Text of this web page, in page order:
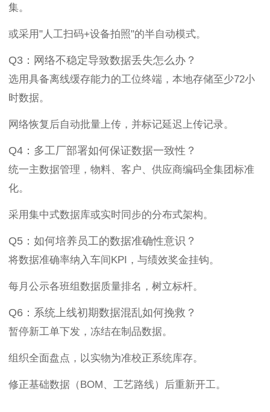
集。
或采用"人工扫码+设备拍照"的半自动模式。
Q3：网络不稳定导致数据丢失怎么办？
选用具备离线缓存能力的工位终端，本地存储至少72小
时数据。
网络恢复后自动批量上传，并标记延迟上传记录。
Q4：多工厂部署如何保证数据一致性？
统一主数据管理，物料、客户、供应商编码全集团标准
化。
采用集中式数据库或实时同步的分布式架构。
Q5：如何培养员工的数据准确性意识？
将数据准确率纳入车间KPI，与绩效奖金挂钩。
每月公示各班组数据质量排名，树立标杆。
Q6：系统上线初期数据混乱如何挽救？
暂停新工单下发，冻结在制品数据。
组织全面盘点，以实物为准校正系统库存。
修正基础数据（BOM、工艺路线）后重新开工。